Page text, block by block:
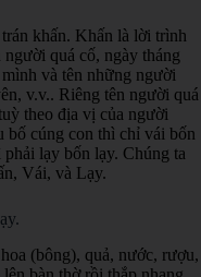
khấn. Khấn là lời trình
quá cố, ngày tháng
và tên những người
v.v.. Riêng tên người quá
theo địa vị của người
bố cúng con thì chỉ vái bốn
lạy bốn lạy. Chúng ta
Vái, và Lạy.
(bông), quả, nước, rượu,